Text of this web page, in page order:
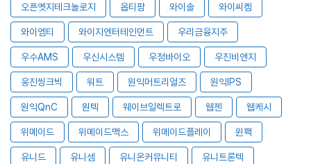
오픈엣지테크놀로지 옵티팜 와이솔 와이씨켐
와이엠티 와이지엔터테인먼트 우리금융지주
우수AMS 우신시스템 우정바이오 우진비앤지
웅진씽크빅 워트 원익머트리얼즈 원익IPS
원익QnC 원텍 웨이브일렉트로 웹젠 웹케시
위메이드 위메이드맥스 위메이드플레이 윈팩
유니드 유니셈 유니온커뮤니티 유니트론텍